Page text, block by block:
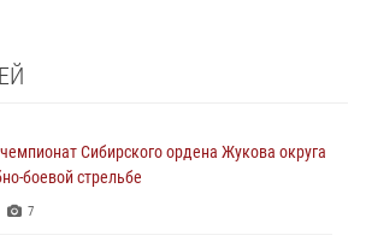
Сибирского ордена Жукова округа
боевой стрельбе
7